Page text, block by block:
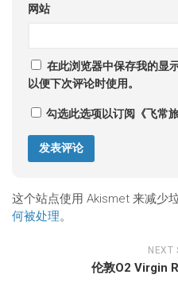
网站
在此浏览器中保存我的显
以便下次评论时使用。
勾选此选项以订阅《飞常
这个站点使用 Akismet 来减少垃
何被处理。
NEXT
伦敦O2 Virgin